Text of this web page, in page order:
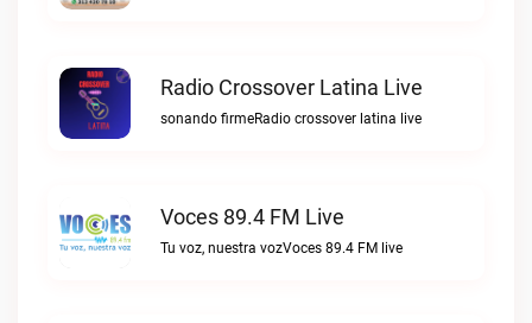
Radio Crossover Latina Live
sonando firmeRadio crossover latina live
Voces 89.4 FM Live
Tu voz, nuestra vozVoces 89.4 FM live